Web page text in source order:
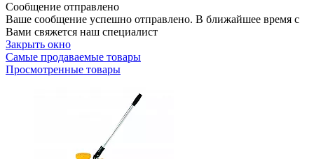
Сообщение отправлено
Ваше сообщение успешно отправлено. В ближайшее время с
Вами свяжется наш специалист
Закрыть окно
Самые продаваемые товары
Просмотренные товары